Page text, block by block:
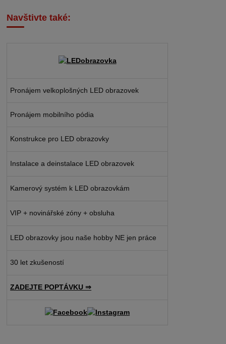
Navštivte také:
Pronájem velkoplošných LED obrazovek
Pronájem mobilního pódia
Konstrukce pro LED obrazovky
Instalace a deinstalace LED obrazovek
Kamerový systém k LED obrazovkám
VIP + novinářské zóny + obsluha
LED obrazovky jsou naše hobby NE jen práce
30 let zkušeností
ZADEJTE POPTÁVKU ⇒